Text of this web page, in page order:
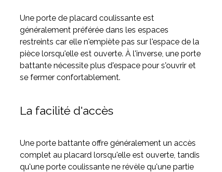
Une porte de placard coulissante est
généralement préférée dans les espaces
restreints car elle n'empiète pas sur l'espace de la
pièce lorsqu'elle est ouverte. À l'inverse, une porte
battante nécessite plus d'espace pour s'ouvrir et
se fermer confortablement.
La facilité d'accès
Une porte battante offre généralement un accès
complet au placard lorsqu'elle est ouverte, tandis
qu'une porte coulissante ne révèle qu'une partie